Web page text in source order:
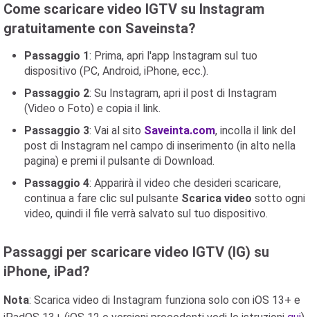
Come scaricare video IGTV su Instagram
gratuitamente con Saveinsta?
Passaggio 1: Prima, apri l'app Instagram sul tuo
dispositivo (PC, Android, iPhone, ecc.).
Passaggio 2: Su Instagram, apri il post di Instagram
(Video o Foto) e copia il link.
Passaggio 3: Vai al sito Saveinta.com, incolla il link del
post di Instagram nel campo di inserimento (in alto nella
pagina) e premi il pulsante di Download.
Passaggio 4: Apparirà il video che desideri scaricare,
continua a fare clic sul pulsante Scarica video sotto ogni
video, quindi il file verrà salvato sul tuo dispositivo.
Passaggi per scaricare video IGTV (IG) su
iPhone, iPad?
Nota: Scarica video di Instagram funziona solo con iOS 13+ e